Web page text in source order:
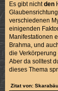
Es gibt nichtden
verschiedenen
einigenden
Manifestationen
Brahma, und
die
Aber da solltest
dieses Thema
Zitat von: